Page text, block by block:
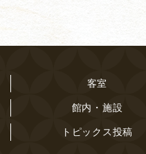
客室
館内・施設
トピックス投稿